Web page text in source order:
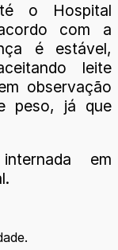
o Hospital
com a
é estável,
leite
observação
peso, já que
em